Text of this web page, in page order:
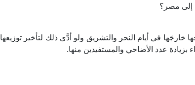
إلى مصر؟
في أيام النحر والتشريق ولو أدَّى ذلك لتأخير توزيعها
بزيادة عدد الأضاحي والمستفيدين منها.